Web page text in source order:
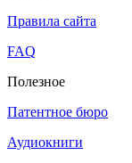
Правила сайта
FAQ
Полезное
Патентное бюро
Аудиокниги